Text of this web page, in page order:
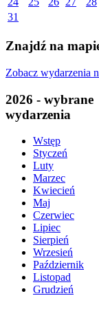
31
Znajdź na
Zobacz wydarzenia
2026 - wybrane
wydarzenia
Wstęp
Styczeń
Luty
Marzec
Kwiecień
Maj
Czerwiec
Lipiec
Sierpień
Wrzesień
Październik
Listopad
Grudzień